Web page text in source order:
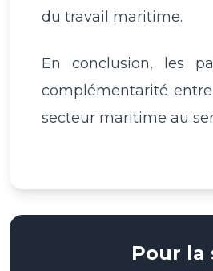
du travail maritime.
En conclusion, les
complémentarité
secteur maritime au
Pour la